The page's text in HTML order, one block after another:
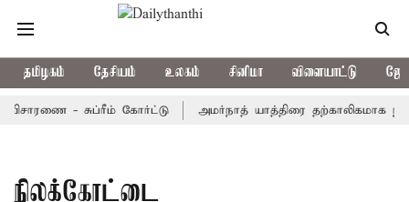
தமிழகம் தேசியம் உலகம் சினிமா விளையாட்டு
- சுப்ரீம் கோர்ட்டு அமர்நாத் யாத்திரை தற்காலிகமாக
நிலக்கோட்டை